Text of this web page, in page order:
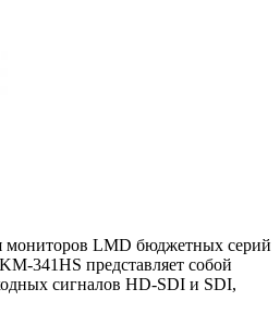
мониторов LMD бюджетных серий
341HS представляет собой
сигналов HD-SDI и SDI,